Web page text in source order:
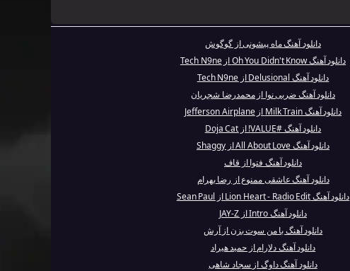
دانلود آهنگ ماه پیشونی از گوگوش
دانلود آهنگ Oh You Didn't Know از Tech N9ne
دانلود آهنگ Delusional از Tech N9ne
دانلود آهنگ ضربی نوا از محمدرضا شجریان
دانلود آهنگ Milk Train از Jefferson Airplane
دانلود آهنگ #VALUE! از Doja Cat
دانلود آهنگ All About Love از Shaggy
دانلود آهنگ فتوا از قاف
دانلود آهنگ عاشقی ممنوع از رضا بهرام
دانلود آهنگ Lion Heart - Radio Edit از Sean Paul
دانلود آهنگ Intro از JAY-Z
دانلود آهنگ با من سوت بزن از آرش
دانلود آهنگ دلارام از حمید هیراد
دانلود آهنگ داوگ از سجاد شاهی